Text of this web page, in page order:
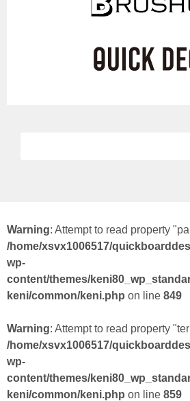
Warning: Attempt to read property
/home/xsvx1006517/
wp-
content/themes/
keni/common/keni.php on line 849
Warning: Attempt to read property
/home/xsvx1006517/
wp-
content/themes/
keni/common/keni.php on line 859